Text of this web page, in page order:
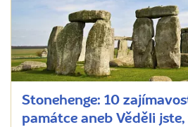
Stonehenge: 10
památce aneb Věděli jste,